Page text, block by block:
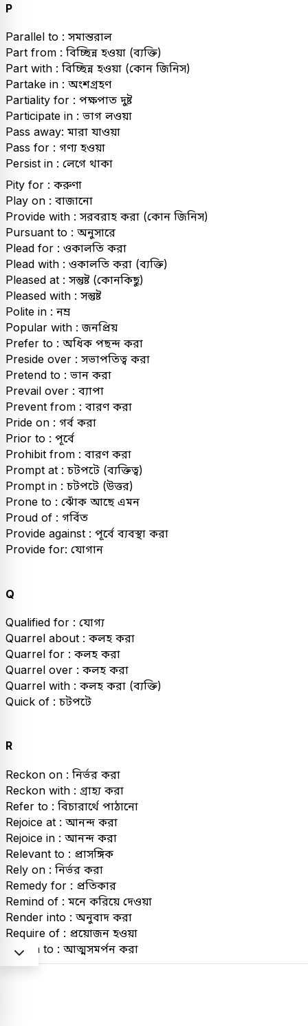
P
Parallel to : সমান্তরাল
Part from : বিচ্ছিন্ন হওয়া (ব্যক্তি)
Part with : বিচ্ছিন্ন হওয়া (কোন জিনিস)
Partake in : অংশগ্রহণ
Partiality for : পক্ষপাত দুষ্ট
Participate in : ভাগ লওয়া
Pass away: মারা যাওয়া
Pass for : গণ্য হওয়া
Persist in : লেগে থাকা
Pity for : করুণা
Play on : বাজানো
Provide with : সরবরাহ করা (কোন জিনিস)
Pursuant to : অনুসারে
Plead for : ওকালতি করা
Plead with : ওকালতি করা (ব্যক্তি)
Pleased at : সন্তুষ্ট (কোনকিছু)
Pleased with : সন্তুষ্ট
Polite in : নম্র
Popular with : জনপ্রিয়
Prefer to : অধিক পছন্দ করা
Preside over : সভাপতিত্ব করা
Pretend to : ভান করা
Prevail over : ব্যাপা
Prevent from : বারণ করা
Pride on : গর্ব করা
Prior to : পূর্বে
Prohibit from : বারণ করা
Prompt at : চটপটে (ব্যক্তিত্ব)
Prompt in : চটপটে (উত্তর)
Prone to : ঝোঁক আছে এমন
Proud of : গর্বিত
Provide against : পূর্বে ব্যবস্থা করা
Provide for: যোগান
Q
Qualified for : যোগ্য
Quarrel about : কলহ করা
Quarrel for : কলহ করা
Quarrel over : কলহ করা
Quarrel with : কলহ করা (ব্যক্তি)
Quick of : চটপটে
R
Reckon on : নির্ভর করা
Reckon with : গ্রাহ্য করা
Refer to : বিচারার্থে পাঠানো
Rejoice at : আনন্দ করা
Rejoice in : আনন্দ করা
Relevant to : প্রাসঙ্গিক
Rely on : নির্ভর করা
Remedy for : প্রতিকার
Remind of : মনে করিয়ে দেওয়া
Render into : অনুবাদ করা
Require of : প্রয়োজন হওয়া
Resign to : আত্মসমর্পন করা